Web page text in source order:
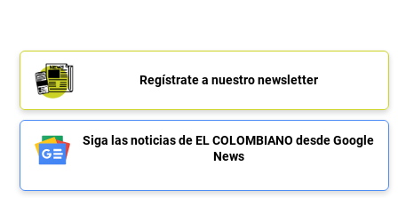
Regístrate a nuestro newsletter
Siga las noticias de EL COLOMBIANO desde Google
News